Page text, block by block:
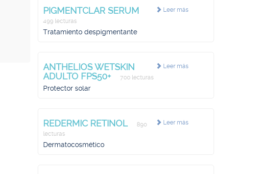
Leer más
PIGMENTCLAR SERUM
499 lecturas
Tratamiento despigmentante
Leer más
ANTHELIOS WETSKIN
ADULTO FPS50+
700 lecturas
Protector solar
Leer más
REDERMIC RETINOL
890
lecturas
Dermatocosmético